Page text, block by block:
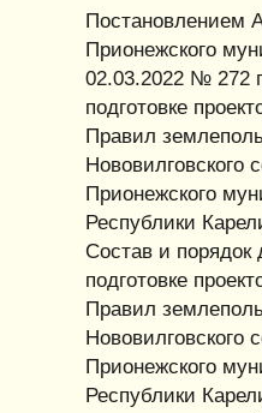
Постановлением
Прионежского
02.03.2022 № 272
подготовке
Правил
Нововилговского
Прионежского
Республики
Состав и порядок
подготовке
Правил
Нововилговского
Прионежского
Республики